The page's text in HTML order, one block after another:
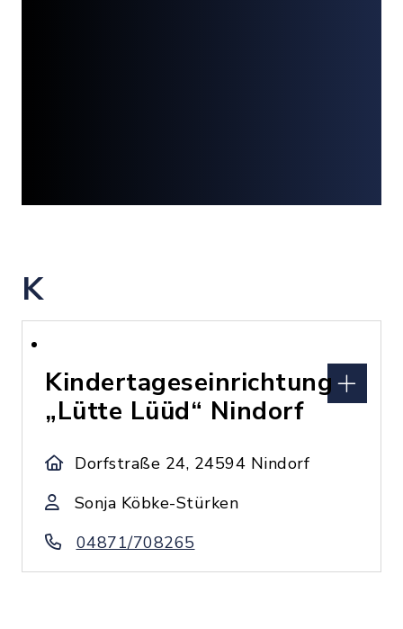
K
Kindertageseinrichtung
„Lütte Lüüd“ Nindorf
Dorfstraße 24, 24594 Nindorf
Sonja Köbke-Stürken
04871/708265